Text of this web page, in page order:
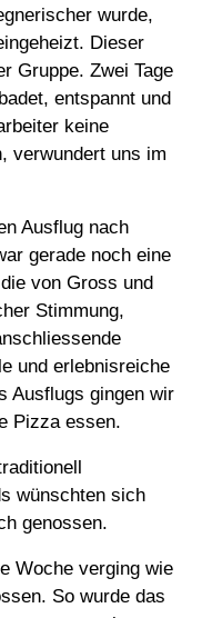
wurde,
Dieser
Gruppe. Zwei Tage
entspannt und
keine
verwundert uns im
Ausflug nach
gerade noch eine
von Gross und
Stimmung,
und erlebnisreiche
Ausflugs gingen wir
Pizza essen.
wünschten sich
genossen.
Woche verging wie
So wurde das